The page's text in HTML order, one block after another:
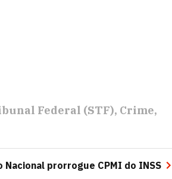
Federal (STF) Crime
prorrogue CPMI do INSS